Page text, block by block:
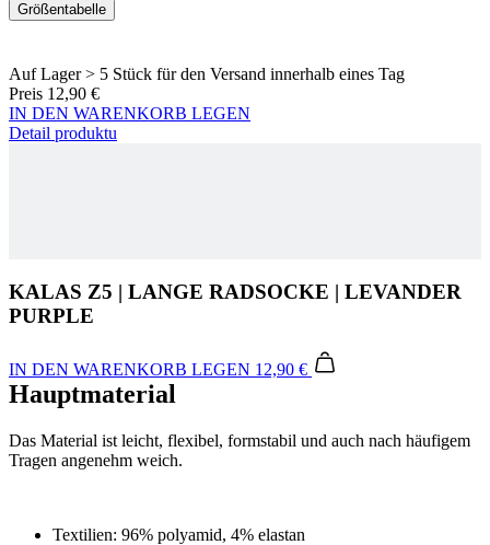
Größentabelle
Auf Lager > 5 Stück für den Versand innerhalb eines Tag
Preis 12,90 €
IN DEN WARENKORB LEGEN
Detail produktu
KALAS Z5 | LANGE RADSOCKE | LEVANDER
PURPLE
IN DEN WARENKORB LEGEN 12,90 €
Hauptmaterial
Das Material ist leicht, flexibel, formstabil und auch nach häufigem
Tragen angenehm weich.
Textilien: 96% polyamid, 4% elastan